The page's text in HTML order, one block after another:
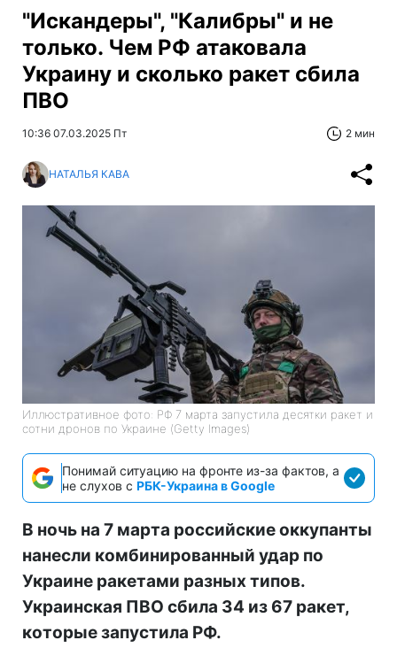
"Искандеры", "Калибры" и не
только. Чем РФ атаковала
Украину и сколько ракет сбила
ПВО
10:36 07.03.2025 Пт 2 мин
НАТАЛЬЯ КАВА
Иллюстративное фото: РФ 7 марта запустила десятки ракет и
сотни дронов по Украине (Getty Images)
Понимай ситуацию на фронте из-за фактов, а
не слухов с РБК-Украина в Google
В ночь на 7 марта российские оккупанты
нанесли комбинированный удар по
Украине ракетами разных типов.
Украинская ПВО сбила 34 из 67 ракет,
которые запустила РФ.